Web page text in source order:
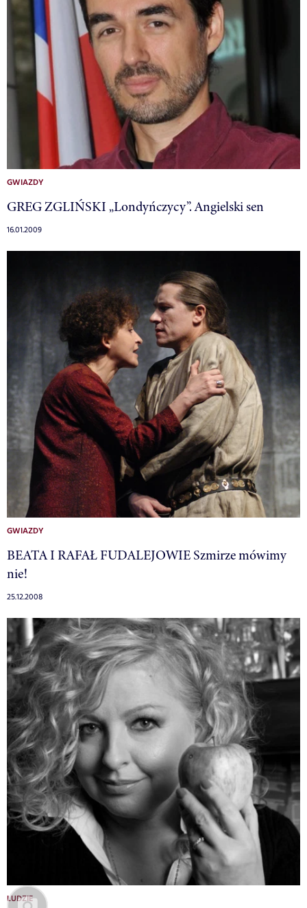
GWIAZDY
GREG ZGLIŃSKI „Londyńczycy”. Angielski sen
16.01.2009
GWIAZDY
BEATA I RAFAŁ FUDALEJOWIE Szmirze mówimy
nie!
25.12.2008
LUDZIE